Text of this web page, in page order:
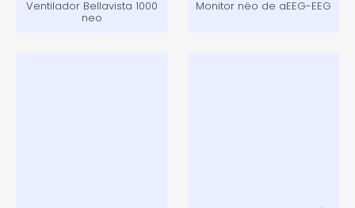
Ventilador Bellavista 1000
neo
Monitor nëo de aEEG-EEG